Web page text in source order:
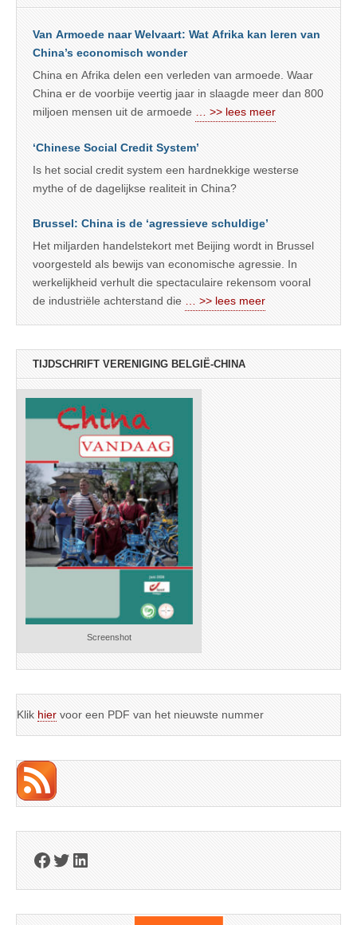
Van Armoede naar Welvaart: Wat Afrika kan leren van
China’s economisch wonder
China en Afrika delen een verleden van armoede. Waar
China er de voorbije veertig jaar in slaagde meer dan 800
miljoen mensen uit de armoede
… >> lees meer
‘Chinese Social Credit System’
Is het social credit system een hardnekkige westerse
mythe of de dagelijkse realiteit in China?
Brussel: China is de ‘agressieve schuldige’
Het miljarden handelstekort met Beijing wordt in Brussel
voorgesteld als bewijs van economische agressie. In
werkelijkheid verhult die spectaculaire rekensom vooral
de industriële achterstand die
… >> lees meer
TIJDSCHRIFT VERENIGING BELGIË-CHINA
Screenshot
Klik hier voor een PDF van het nieuwste nummer
Facebook
Twitter
LinkedIn